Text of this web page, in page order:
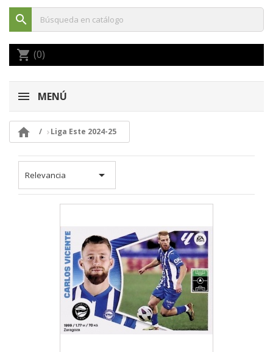
search
shopping_cart (0)
MENÚ
 Liga Este 2024-25
Relevancia 